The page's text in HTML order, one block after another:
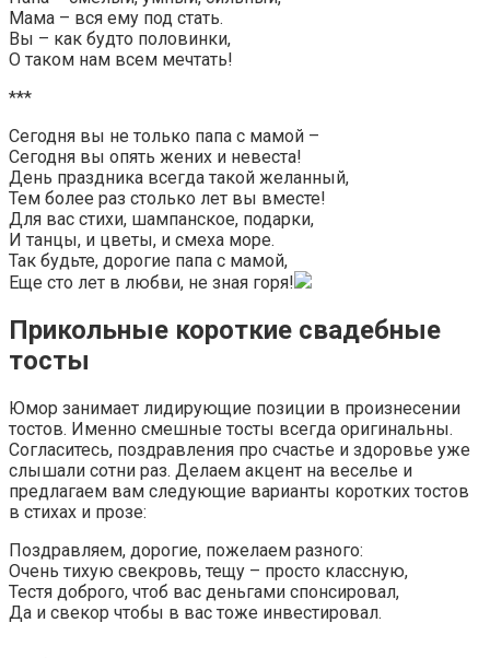
Мама – вся ему под стать.
Вы – как будто половинки,
О таком нам всем мечтать!
***
Сегодня вы не только папа с мамой –
Сегодня вы опять жених и невеста!
День праздника всегда такой желанный,
Тем более раз столько лет вы вместе!
Для вас стихи, шампанское, подарки,
И танцы, и цветы, и смеха море.
Так будьте, дорогие папа с мамой,
Еще сто лет в любви, не зная горя!
Прикольные короткие свадебные
тосты
Юмор занимает лидирующие позиции в произнесении
тостов. Именно смешные тосты всегда оригинальны.
Согласитесь, поздравления про счастье и здоровье уже
слышали сотни раз. Делаем акцент на веселье и
предлагаем вам следующие варианты коротких тостов
в стихах и прозе:
Поздравляем, дорогие, пожелаем разного:
Очень тихую свекровь, тещу – просто классную,
Тестя доброго, чтоб вас деньгами спонсировал,
Да и свекор чтобы в вас тоже инвестировал.